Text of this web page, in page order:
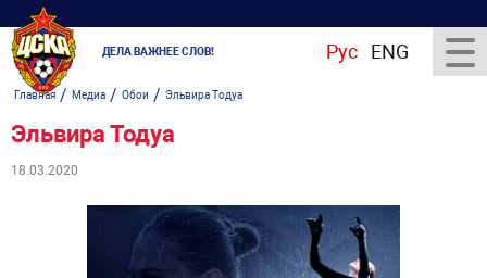
ДЕЛА ВАЖНЕЕ СЛОВ! Рус ENG
Главная/ Медиа / Обои / Эльвира Тодуа
Эльвира Тодуа
18.03.2020